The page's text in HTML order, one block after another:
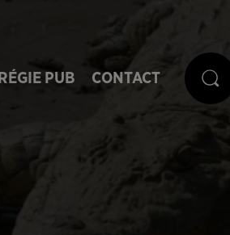
RÉGIE PUB CONTACT